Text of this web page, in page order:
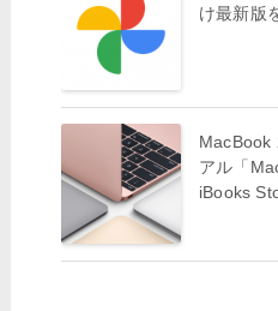
け最新版
MacBook
アル「
iBooks